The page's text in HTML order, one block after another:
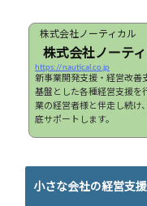
株式会社ノーティカル
株式会社ノーテ
https://nautical.co.jp
新事業開発支援・経営改善
基盤とした各種経営支援を
業の経営者様と伴走し続け
底サポートします。
小さな会社の経営支